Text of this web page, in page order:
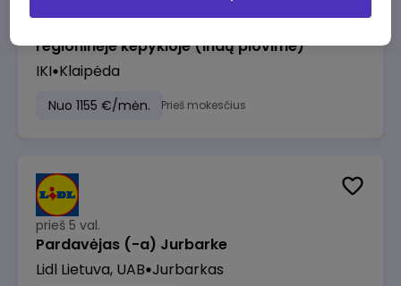
Pagalbinis darbuotojas (-a) Klaipėdos
regioninėje kepykloje (indų plovime)
IKI Klaipėda
Nuo 1155 €/mėn. Prieš mokesčius
prieš 5 val.
Pardavėjas (-a) Jurbarke
Lidl Lietuva, UAB Jurbarkas